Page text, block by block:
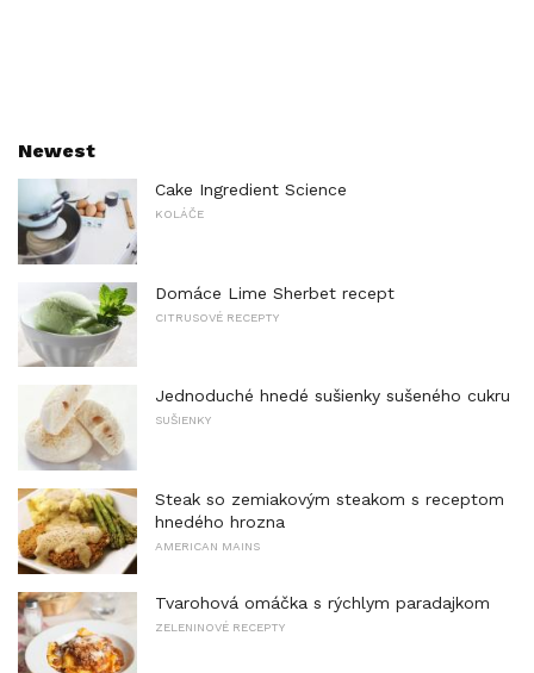
Newest
Cake Ingredient Science
KOLÁČE
Domáce Lime Sherbet recept
CITRUSOVÉ RECEPTY
Jednoduché hnedé sušienky sušeného cukru
SUŠIENKY
Steak so zemiakovým steakom s receptom
hnedého hrozna
AMERICAN MAINS
Tvarohová omáčka s rýchlym paradajkom
ZELENINOVÉ RECEPTY